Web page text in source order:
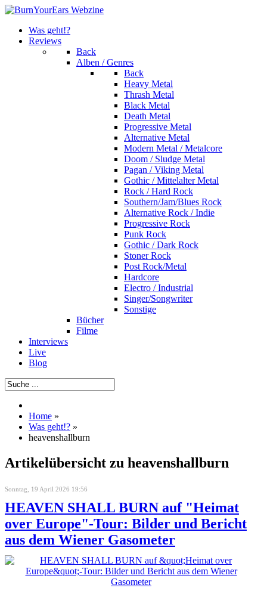
Was geht!?
Reviews
Back
Alben / Genres
Back
Heavy Metal
Thrash Metal
Black Metal
Death Metal
Progressive Metal
Alternative Metal
Modern Metal / Metalcore
Doom / Sludge Metal
Pagan / Viking Metal
Gothic / Mittelalter Metal
Rock / Hard Rock
Southern/Jam/Blues Rock
Alternative Rock / Indie
Progressive Rock
Punk Rock
Gothic / Dark Rock
Stoner Rock
Post Rock/Metal
Hardcore
Electro / Industrial
Singer/Songwriter
Sonstige
Bücher
Filme
Interviews
Live
Blog
Home »
Was geht!? »
heavenshallburn
Artikelübersicht zu heavenshallburn
Sonntag, 19 April 2026 19:56
HEAVEN SHALL BURN auf "Heimat
over Europe"-Tour: Bilder und Bericht
aus dem Wiener Gasometer